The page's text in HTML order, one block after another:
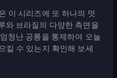
이 시리즈에 또 하나의 멋
와 브라질의 다양한 측면을
청난 공룡을 통제하여 오늘
킬 수 있는지 확인해 보세